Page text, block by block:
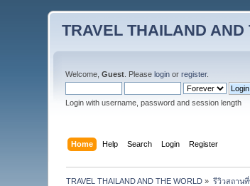
TRAVEL THAILAND AND
Welcome,Guest . Pleaselogin orregister.
Login with username, password and session length
Home Help Search Login Register
TRAVEL THAILAND AND THE WORLD » รีวิวสถาน